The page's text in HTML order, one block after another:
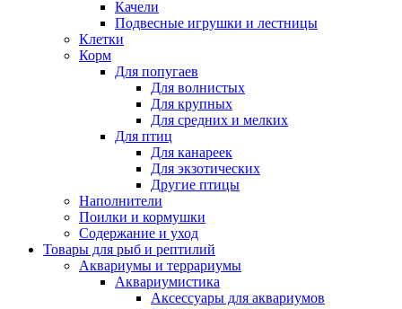
Качели
Подвесные игрушки и лестницы
Клетки
Корм
Для попугаев
Для волнистых
Для крупных
Для средних и мелких
Для птиц
Для канареек
Для экзотических
Другие птицы
Наполнители
Поилки и кормушки
Содержание и уход
Товары для рыб и рептилий
Аквариумы и террариумы
Аквариумистика
Аксессуары для аквариумов